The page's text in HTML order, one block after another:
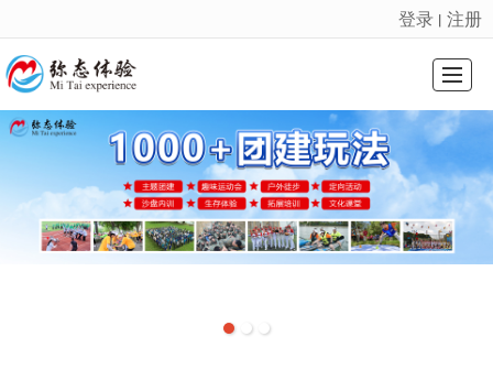
很遗憾，因您的浏览器版本过低导致无法获得最佳浏览体验，推荐下载安装谷歌浏览器！
登录 丨 注册
首页 课程系列 会奖旅游 基地介绍 精选案例 新闻动态